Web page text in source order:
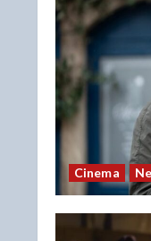
Cinema